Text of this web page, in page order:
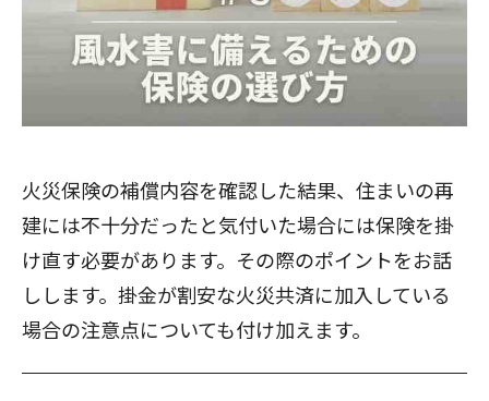
火災保険の補償内容を確認した結果、住まいの再
建には不十分だったと気付いた場合には保険を掛
け直す必要があります。その際のポイントをお話
しします。掛金が割安な火災共済に加入している
場合の注意点についても付け加えます。